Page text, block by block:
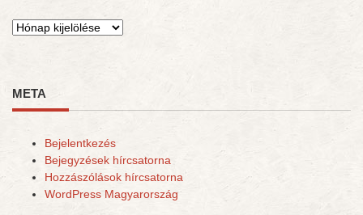
Archívum
META
Bejelentkezés
Bejegyzések hírcsatorna
Hozzászólások hírcsatorna
WordPress Magyarország